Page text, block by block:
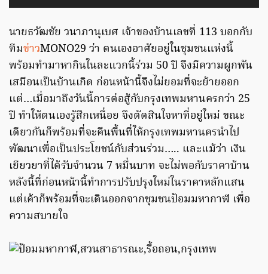
นายธวัฒชัย วนาภานุเบศ เจ้าของบ้านเลขที่ 113 บอกกับ
ทีมข่าวMONO29 ว่า ตนเองอาศัยอยู่ในชุมชนแห่งนี้
พร้อมทำมาหากินในละแวกนี้ร่วม 50 ปี จึงมีความผูกพัน
เสมือนเป็นบ้านเกิด ก่อนหน้านี้จึงไม่ยอมที่จะย้ายออก
แต่…เมื่อมาถึงวันนี้การต่อสู้กับกรุงเทพมหานครกว่า 25
ปี ทำให้ตนเองรู้สึกเหนื่อย จึงตัดสินใจหาที่อยู่ใหม่ ขณะ
เดียวกันก็พร้อมที่จะคืนพื้นที่ให้กรุงเทพมหานครนำไป
พัฒนาเพื่อเป็นประโยชน์กับส่วนร่วม….. และแม้ว่า เงิน
เยียวยาที่ได้รับจำนวน 7 หมื่นบาท จะไม่พอกับราคาบ้าน
หลังนี้ที่ก่อนหน้านี้ทำการปรับปรุงใหม่ในราคาหลักแสน
แต่เค้าก็พร้อมที่จะเดินออกจากชุมชนป้อมมหากาฬ เพื่อ
ความสบายใจ